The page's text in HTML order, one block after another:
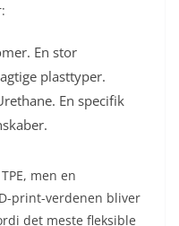
En stor
plasttyper.
En specifik
men en
print-verdenen bliver
det meste fleksible